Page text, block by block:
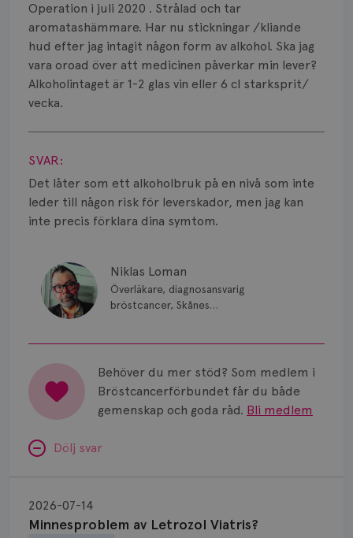
Operation i juli 2020 . Strålad och tar
aromatashämmare. Har nu stickningar /kliande
hud efter jag intagit någon form av alkohol. Ska jag
vara oroad över att medicinen påverkar min lever?
Alkoholintaget är 1-2 glas vin eller 6 cl starksprit/
vecka.
Visa svar
SVAR:
Det låter som ett alkoholbruk på en nivå som inte
leder till någon risk för leverskador, men jag kan
inte precis förklara dina symtom.
Niklas Loman
Överläkare, diagnosansvarig
bröstcancer, Skånes
Behöver du mer stöd? Som medlem i
Bröstcancerförbundet får du både
gemenskap och goda råd. Bli medlem
Dölj svar
Minnesproblem av Letrozol Viatris?
2026-07-14
Letrozol
Biverkningar
Bröstvårta
Knöl
Smärta
Prognos
Spridd bröstcancer
Vätska